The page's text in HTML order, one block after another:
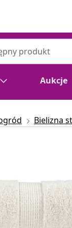
Aukcje
Bielizna